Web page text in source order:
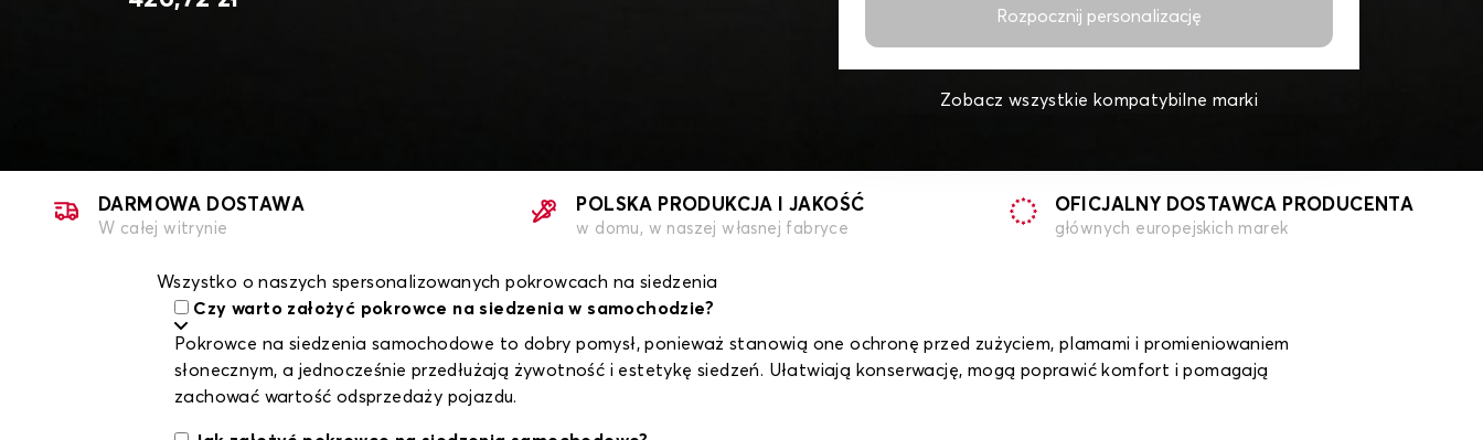
Rozpocznij personalizację
Zobacz wszystkie kompatybilne marki
DARMOWA DOSTAWA
W całej witrynie
POLSKA PRODUKCJA I JAKOŚĆ
w domu, w naszej własnej fabryce
OFICJALNY DOSTAWCA PRODUCENTA
głównych europejskich marek
Wszystko o naszych spersonalizowanych pokrowcach na siedzenia
Czy warto założyć pokrowce na siedzenia w samochodzie?
Pokrowce na siedzenia samochodowe to dobry pomysł, ponieważ stanowią one ochronę przed zużyciem, plamami i promieniowaniem
słonecznym, a jednocześnie przedłużają żywotność i estetykę siedzeń. Ułatwiają konserwację, mogą poprawić komfort i pomagają
zachować wartość odsprzedaży pojazdu.